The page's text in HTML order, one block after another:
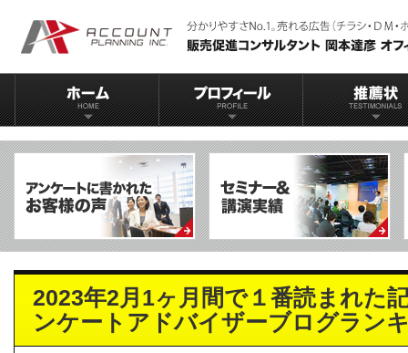
2023年2月1ヶ月間で１番読まれた
ンケートアドバイザーブログラン